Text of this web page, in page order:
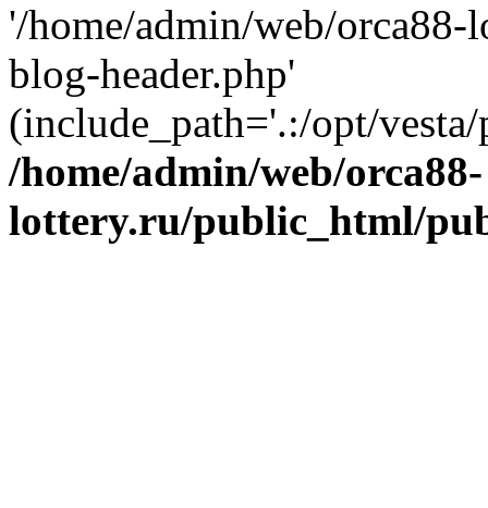
'/home/admin/web/
blog-header.php'
(include_path='.:/opt/
/home/admin/web/orca88-
lottery.ru/public_html/